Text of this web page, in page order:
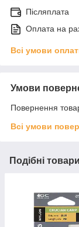
Післяплата
Оплата на
Всі умови
Умови
Повернення
Всі умови
Подібні